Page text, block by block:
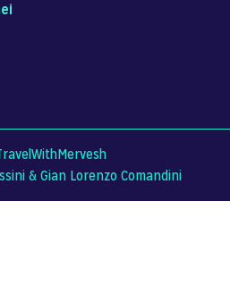
&Gian Lorenzo Comandini